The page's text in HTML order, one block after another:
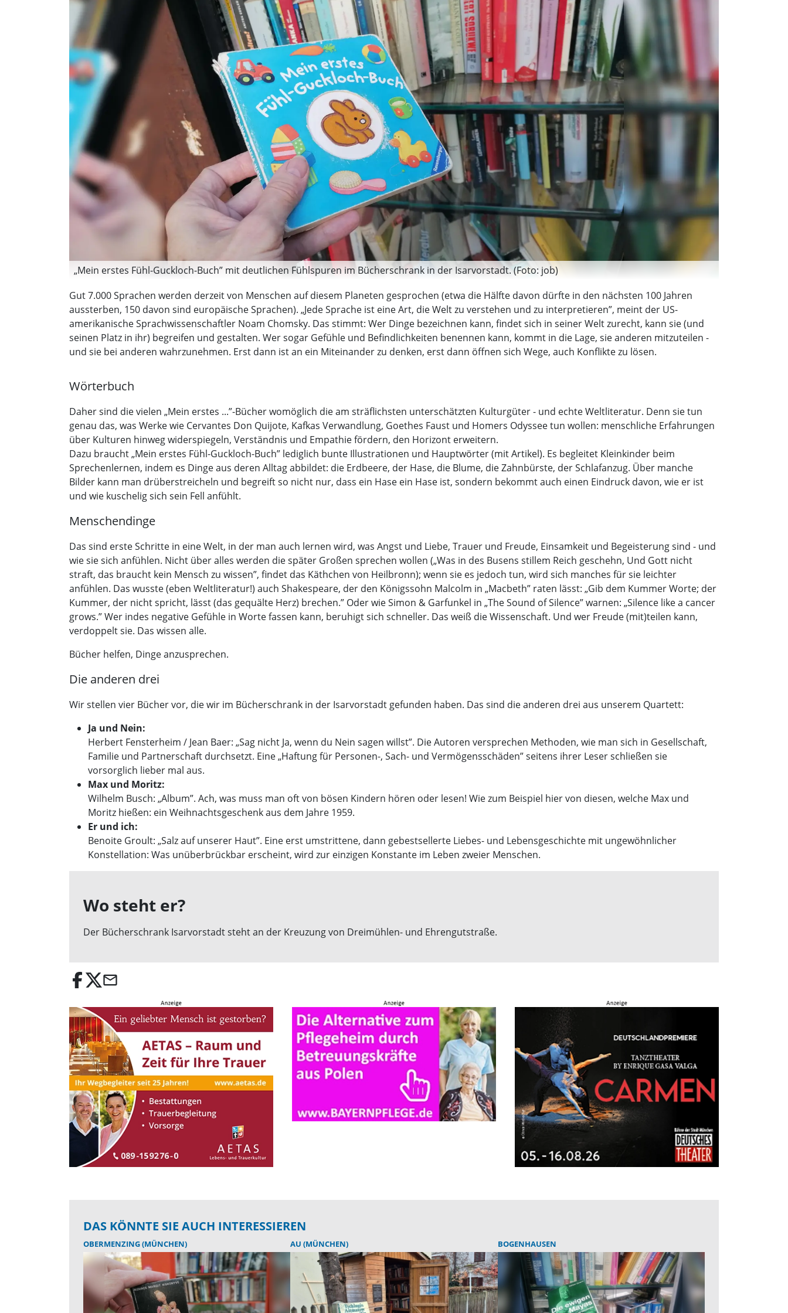
„Mein erstes Fühl-Guckloch-Buch” mit deutlichen Fühlspuren im Bücherschrank in der Isarvorstadt. (Foto: job)
Gut 7.000 Sprachen werden derzeit von Menschen auf diesem Planeten gesprochen (etwa die Hälfte davon dürfte in den nächsten 100 Jahren
aussterben, 150 davon sind europäische Sprachen). „Jede Sprache ist eine Art, die Welt zu verstehen und zu interpretieren”, meint der US-
amerikanische Sprachwissenschaftler Noam Chomsky. Das stimmt: Wer Dinge bezeichnen kann, findet sich in seiner Welt zurecht, kann sie (und
seinen Platz in ihr) begreifen und gestalten. Wer sogar Gefühle und Befindlichkeiten benennen kann, kommt in die Lage, sie anderen mitzuteilen -
und sie bei anderen wahrzunehmen. Erst dann ist an ein Miteinander zu denken, erst dann öffnen sich Wege, auch Konflikte zu lösen.
Wörterbuch
Daher sind die vielen „Mein erstes ...”-Bücher womöglich die am sträflichsten unterschätzten Kulturgüter - und echte Weltliteratur. Denn sie tun
genau das, was Werke wie Cervantes Don Quijote, Kafkas Verwandlung, Goethes Faust und Homers Odyssee tun wollen: menschliche Erfahrungen
über Kulturen hinweg widerspiegeln, Verständnis und Empathie fördern, den Horizont erweitern.
Dazu braucht „Mein erstes Fühl-Guckloch-Buch” lediglich bunte Illustrationen und Hauptwörter (mit Artikel). Es begleitet Kleinkinder beim
Sprechenlernen, indem es Dinge aus deren Alltag abbildet: die Erdbeere, der Hase, die Blume, die Zahnbürste, der Schlafanzug. Über manche
Bilder kann man drüberstreicheln und begreift so nicht nur, dass ein Hase ein Hase ist, sondern bekommt auch einen Eindruck davon, wie er ist
und wie kuschelig sich sein Fell anfühlt.
Menschendinge
Das sind erste Schritte in eine Welt, in der man auch lernen wird, was Angst und Liebe, Trauer und Freude, Einsamkeit und Begeisterung sind - und
wie sie sich anfühlen. Nicht über alles werden die später Großen sprechen wollen („Was in des Busens stillem Reich geschehn, Und Gott nicht
straft, das braucht kein Mensch zu wissen”, findet das Käthchen von Heilbronn); wenn sie es jedoch tun, wird sich manches für sie leichter
anfühlen. Das wusste (eben Weltliteratur!) auch Shakespeare, der den Königssohn Malcolm in „Macbeth” raten lässt: „Gib dem Kummer Worte; der
Kummer, der nicht spricht, lässt (das gequälte Herz) brechen.” Oder wie Simon & Garfunkel in „The Sound of Silence” warnen: „Silence like a cancer
grows.” Wer indes negative Gefühle in Worte fassen kann, beruhigt sich schneller. Das weiß die Wissenschaft. Und wer Freude (mit)teilen kann,
verdoppelt sie. Das wissen alle.
Bücher helfen, Dinge anzusprechen.
Die anderen drei
Wir stellen vier Bücher vor, die wir im Bücherschrank in der Isarvorstadt gefunden haben. Das sind die anderen drei aus unserem Quartett:
Ja und Nein:
Herbert Fensterheim / Jean Baer: „Sag nicht Ja, wenn du Nein sagen willst”. Die Autoren versprechen Methoden, wie man sich in Gesellschaft,
Familie und Partnerschaft durchsetzt. Eine „Haftung für Personen-, Sach- und Vermögensschäden” seitens ihrer Leser schließen sie
vorsorglich lieber mal aus.
Max und Moritz:
Wilhelm Busch: „Album”. Ach, was muss man oft von bösen Kindern hören oder lesen! Wie zum Beispiel hier von diesen, welche Max und
Moritz hießen: ein Weihnachtsgeschenk aus dem Jahre 1959.
Er und ich:
Benoite Groult: „Salz auf unserer Haut”. Eine erst umstrittene, dann gebestsellerte Liebes- und Lebensgeschichte mit ungewöhnlicher
Konstellation: Was unüberbrückbar erscheint, wird zur einzigen Konstante im Leben zweier Menschen.
Wo steht er?
Der Bücherschrank Isarvorstadt steht an der Kreuzung von Dreimühlen- und Ehrengutstraße.
email
DAS KÖNNTE SIE AUCH INTERESSIEREN
OBERMENZING (MÜNCHEN) AU (MÜNCHEN) BOGENHAUSEN